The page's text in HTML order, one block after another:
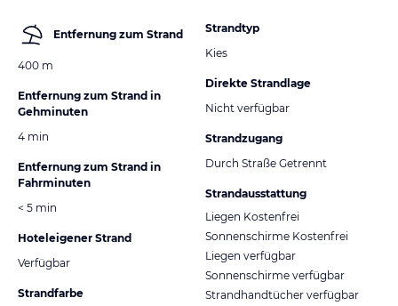
Entfernung zum Strand
400 m
Entfernung zum Strand in
Gehminuten
4 min
Entfernung zum Strand in
Fahrminuten
< 5 min
Hoteleigener Strand
Verfügbar
Strandfarbe
Strandtyp
Kies
Direkte Strandlage
Nicht verfügbar
Strandzugang
Durch Straße Getrennt
Strandausstattung
Liegen Kostenfrei
Sonnenschirme Kostenfrei
Liegen verfügbar
Sonnenschirme verfügbar
Strandhandtücher verfügbar